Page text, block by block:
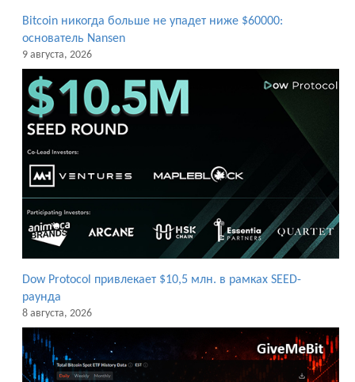
Bitcoin никогда больше не упадет ниже $60000:
основатель Nansen
9 августа, 2026
Dow Protocol привлекает $10,5 млн. в рамках SEED-
раунда
8 августа, 2026